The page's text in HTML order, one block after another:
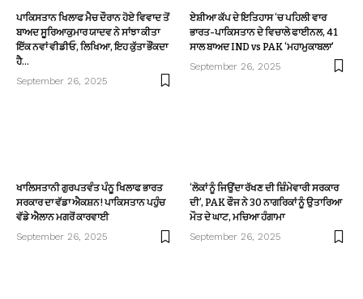
ਪਾਕਿਸਤਾਨ ਖਿਲਾਫ ਮੈਚ ਦੌਰਾਨ ਹੋਏ ਵਿਵਾਦ ਤੋਂ
ਬਾਅਦ ਸੂਰਿਆਕੁਮਾਰ ਯਾਦਵ ਨੇ ਸਾਂਝਾ ਕੀਤਾ
ਇੱਕ ਨਵਾਂ ਵੀਡੀਓ, ਲਿਖਿਆ, ਇਹ ਕੁੱਤਾ ਭੌਂਕਦਾ
ਹੈ…
September 26, 2025
ਏਸ਼ੀਆ ਕੱਪ ਦੇ ਇਤਿਹਾਸ ‘ਚ ਪਹਿਲੀ ਵਾਰ
ਭਾਰਤ-ਪਾਕਿਸਤਾਨ ਦੇ ਵਿਚਾਲੇ ਫਾਈਨਲ, 41
ਸਾਲ ਬਾਅਦ IND vs PAK ‘ਮਹਾਮੁਕਾਬਲਾ’
September 26, 2025
ਖਾਲਿਸਤਾਨੀ ਗੁਰਪਤਵੰਤ ਪੰਨੂ ਖਿਲਾਫ ਭਾਰਤ
ਸਰਕਾਰ ਦਾ ਵੱਡਾ ਐਕਸ਼ਨ! ਪਾਕਿਸਤਾਨ ਪਹੁੰਚ
ਵੱਡੇ ਐਲਾਨ ਮਗਰੋਂ ਕਾਰਵਾਈ
September 26, 2025
‘ਲੋਕਾਂ ਨੂੰ ਜਿਉਂਦਾ ਰੱਖਣ ਦੀ ਜ਼ਿੰਮੇਵਾਰੀ ਸਰਕਾਰ
ਦੀ’, PAK ਫੌਜ ਨੇ 30 ਨਾਗਰਿਕਾਂ ਨੂੰ ਉਤਾਰਿਆ
ਮੌਤ ਦੇ ਘਾਟ, ਮਚਿਆ ਹੰਗਾਮਾ
September 26, 2025